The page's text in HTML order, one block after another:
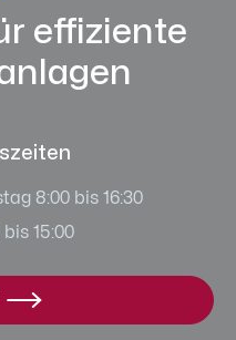
effiziente
8:00 bis 16:30
15:00
